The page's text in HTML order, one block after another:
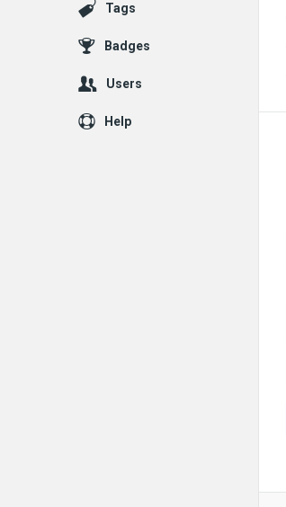
Tags
Badges
Users
Help